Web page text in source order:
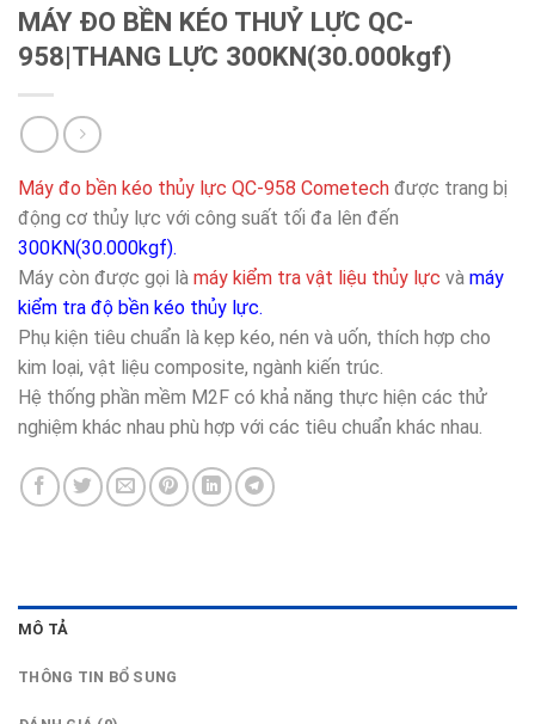
MÁY ĐO BỀN KÉO THUỶ LỰC QC-
958|THANG LỰC 300KN(30.000kgf)
Máy đo bền kéo thủy lực QC-958 Cometech được trang bị
động cơ thủy lực với công suất tối đa lên đến
300KN(30.000kgf).
Máy còn được gọi là máy kiểm tra vật liệu thủy lực và máy
kiểm tra độ bền kéo thủy lực.
Phụ kiện tiêu chuẩn là kẹp kéo, nén và uốn, thích hợp cho
kim loại, vật liệu composite, ngành kiến trúc.
Hệ thống phần mềm M2F có khả năng thực hiện các thử
nghiệm khác nhau phù hợp với các tiêu chuẩn khác nhau.
MÔ TẢ
THÔNG TIN BỔ SUNG